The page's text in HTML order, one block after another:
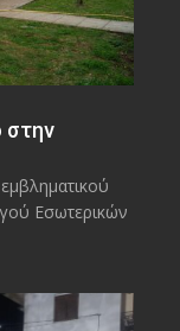
στην
Εσωτερικών